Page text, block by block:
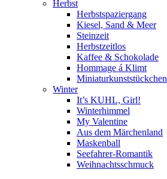
Herbst
Herbstspaziergang
Kiesel, Sand & Meer
Steinzeit
Herbstzeitlos
Kaffee & Schokolade
Hommage á Klimt
Miniaturkunststückchen
Winter
It’s KUHL, Girl!
Winterhimmel
My Valentine
Aus dem Märchenland
Maskenball
Seefahrer-Romantik
Weihnachtsschmuck